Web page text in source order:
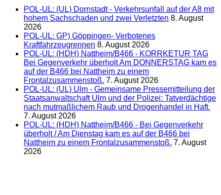
POL-UL: (UL) Dornstadt - Verkehrsunfall auf der A8 mit
hohem Sachschaden und zwei Verletzten 8. August
2026
POL-UL: GP) Göppingen- Verbotenes
Kraftfahrzeugrennen 8. August 2026
POL-UL: (HDH) Nattheim/B466 - KORRKETUR TAG
Bei Gegenverkehr überholt Am DONNERSTAG kam es
auf der B466 bei Nattheim zu einem
Frontalzusammenstoß. 7. August 2026
POL-UL: (UL) Ulm - Gemeinsame Pressemitteilung der
Staatsanwaltschaft Ulm und der Polizei: Tatverdächtige
nach mutmaßlichem Raub und Drogenhandel in Haft.
7. August 2026
POL-UL: (HDH) Nattheim/B466 - Bei Gegenverkehr
überholt / Am Dienstag kam es auf der B466 bei
Nattheim zu einem Frontalzusammenstoß. 7. August
2026